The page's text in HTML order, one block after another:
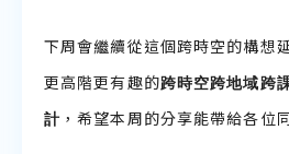
下周會繼續從這個跨時空的構想
更高階更有趣的跨時空跨地域跨
計 ，希望本周的分享能帶給各位